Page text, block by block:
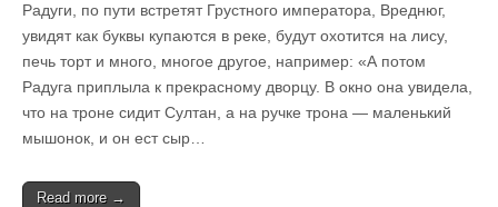
Радуги, по пути встретят Грустного императора, Вреднюг,
увидят как буквы купаются в реке, будут охотится на лису,
печь торт и много, многое другое, например: «А потом
Радуга приплыла к прекрасному дворцу. В окно она увидела,
что на троне сидит Султан, а на ручке трона — маленький
мышонок, и он ест сыр…
Read more →